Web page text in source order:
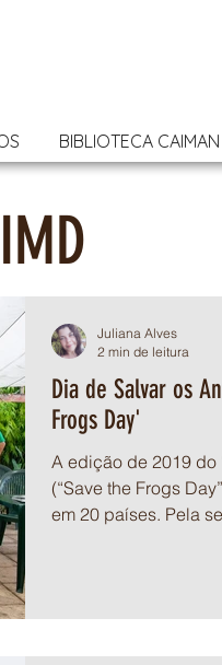
BIBLIOTECA CAIMAN
Dia de Salvar os
Frogs Day'
​A edição de 2019 do
(“Save the Frogs
em 20 países. Pela
Juliana Alves
2 min de leitura